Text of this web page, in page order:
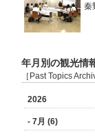
秦
年月別の観光情
［Past Topics
2026
- 7月 (6)